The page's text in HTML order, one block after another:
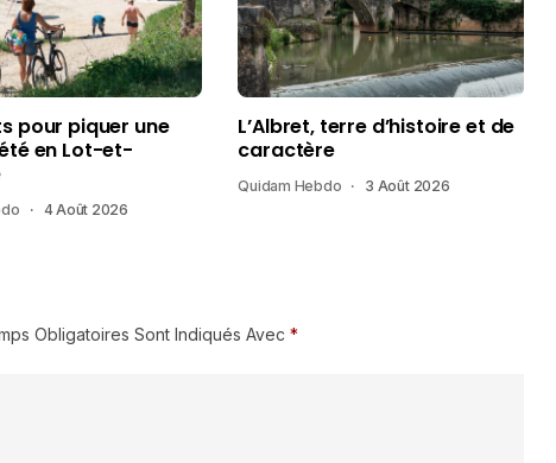
pour piquer une
en Lot-et-
4 Août 2026
L’Albret, terre d’histoire et de
caractère
Quidam Hebdo 3 Août 2026
Obligatoires Sont Indiqués Avec *